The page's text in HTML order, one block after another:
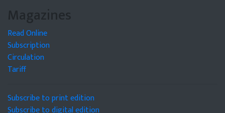
Magazines
Read Online
Subscription
Circulation
Tariff
Subscribe to print edition
Subscribe to digital edition